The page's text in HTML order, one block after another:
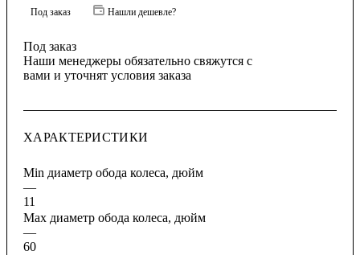
Под заказ Нашли дешевле?
Под заказ
Наши менеджеры обязательно свяжутся с
вами и уточнят условия заказа
ХАРАКТЕРИСТИКИ
Min диаметр обода колеса, дюйм
—
11
Max диаметр обода колеса, дюйм
—
60